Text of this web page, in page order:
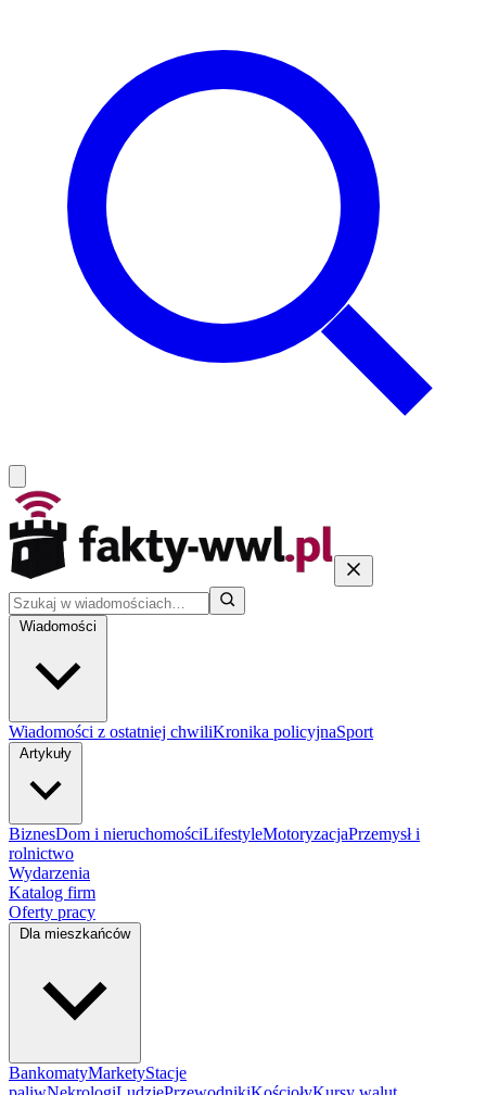
Wiadomości
Wiadomości z ostatniej chwiliKronika policyjnaSport
Artykuły
BiznesDom i nieruchomościLifestyleMotoryzacjaPrzemysł i
rolnictwo
Wydarzenia
Katalog firm
Oferty pracy
Dla mieszkańców
BankomatyMarketyStacje